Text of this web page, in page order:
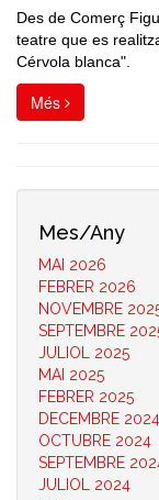
Des de Comerç
teatre que es
Cérvola blanca".
Més
Mes/Any
MAI 2026
FEBRER 2026
NOVEMBRE
SEPTEMBRE
JULIOL 2025
MAI 2025
FEBRER 2025
DECEMBRE 2024
OCTUBRE 2024
SEPTEMBRE
JULIOL 2024